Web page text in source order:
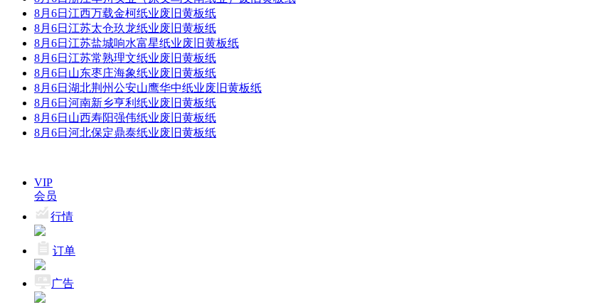
8月6日江西万载金柯纸业废旧黄板纸
8月6日江苏太仓玖龙纸业废旧黄板纸
8月6日江苏盐城响水富星纸业废旧黄板纸
8月6日江苏常熟理文纸业废旧黄板纸
8月6日山东枣庄海象纸业废旧黄板纸
8月6日湖北荆州公安山鹰华中纸业废旧黄板纸
8月6日河南新乡亨利纸业废旧黄板纸
8月6日山西寿阳强伟纸业废旧黄板纸
8月6日河北保定鼎泰纸业废旧黄板纸
VIP
会员
行情
订单
广告